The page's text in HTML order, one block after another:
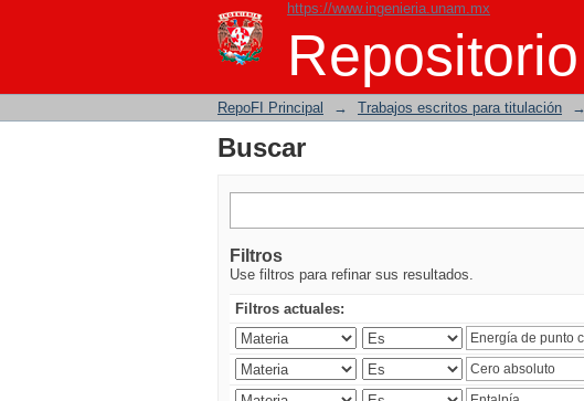
https://www.ingenieria.unam.mx
Buscar
RepoFI Principal → Trabajos escritos para titulación →
Buscar
Filtros
Use filtros para refinar sus resultados.
Filtros actuales: